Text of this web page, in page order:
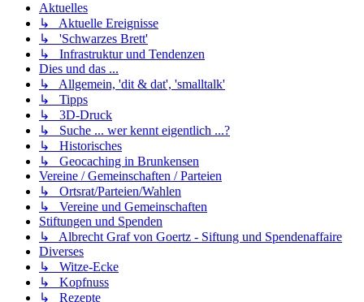
Aktuelles
↳ Aktuelle Ereignisse
↳ 'Schwarzes Brett'
↳ Infrastruktur und Tendenzen
Dies und das ...
↳ Allgemein, 'dit & dat', 'smalltalk'
↳ Tipps
↳ 3D-Druck
↳ Suche ... wer kennt eigentlich ...?
↳ Historisches
↳ Geocaching in Brunkensen
Vereine / Gemeinschaften / Parteien
↳ Ortsrat/Parteien/Wahlen
↳ Vereine und Gemeinschaften
Stiftungen und Spenden
↳ Albrecht Graf von Goertz - Siftung und Spendenaffaire
Diverses
↳ Witze-Ecke
↳ Kopfnuss
↳ Rezepte